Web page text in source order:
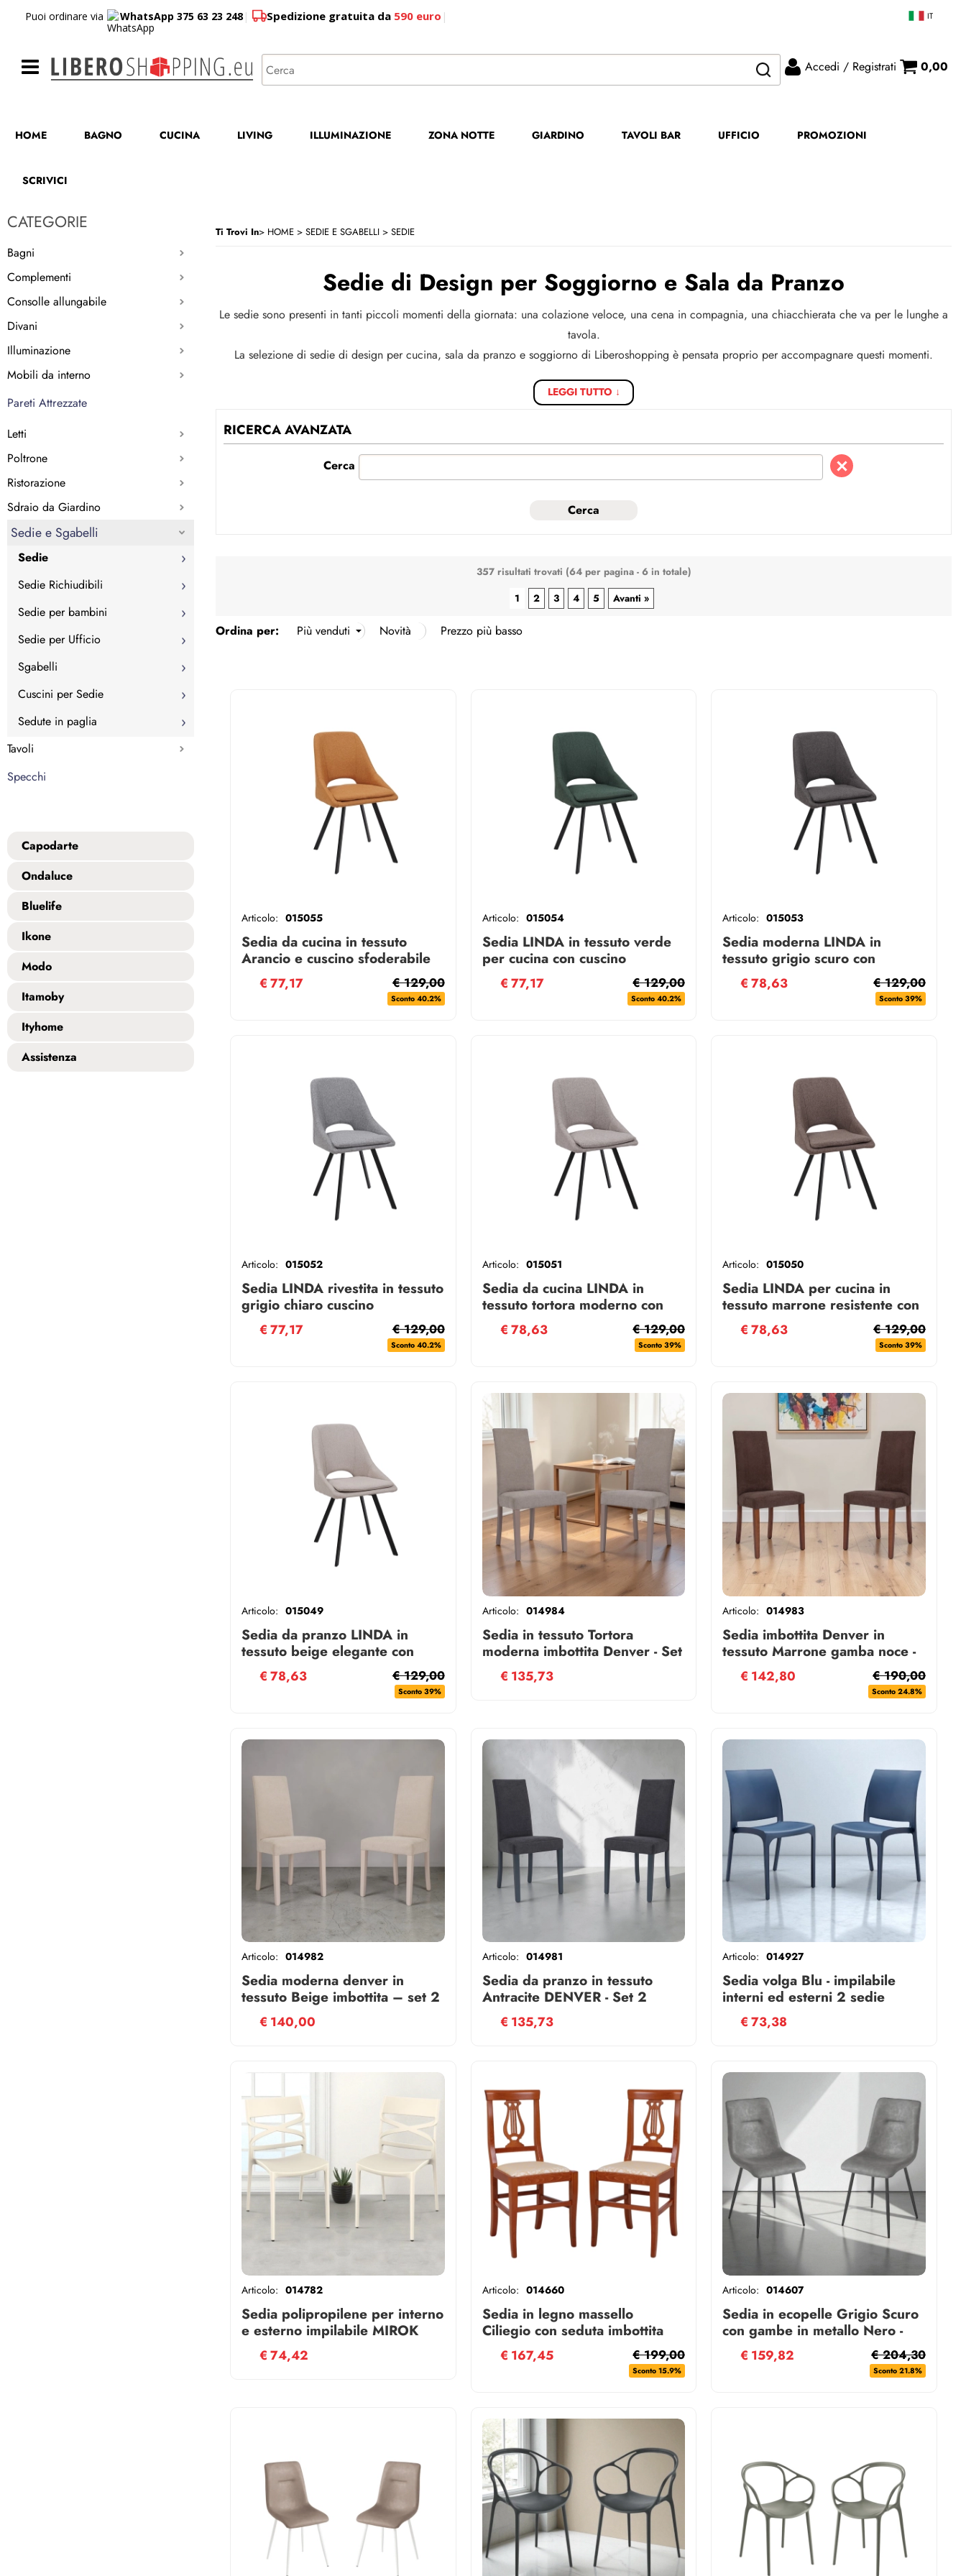
Puoi ordinare via WhatsApp 375 63 23 248 | Spedizione gratuita da 590 euro | IT
Accedi / Registrati
il nome utente e la password e
Ricorda
nostro sito clicca sul pulsante
0,00
HOME BAGNO CUCINA LIVING ILLUMINAZIONE ZONA NOTTE GIARDINO TAVOLI BAR UFFICIO PROMOZIONI
SCRIVICI
CATEGORIE
Bagni
Complementi
Consolle allungabile
Divani
Illuminazione
Mobili da interno
Pareti Attrezzate
Letti
Poltrone
Ristorazione
Sdraio da Giardino
Sedie e Sgabelli
Sedie
Sedie Richiudibili
Sedie per bambini
Sedie per Ufficio
Sgabelli
Cuscini per Sedie
Sedute in paglia
Tavoli
Specchi
Capodarte
Ondaluce
Bluelife
Ikone
Modo
Itamoby
Ityhome
Assistenza
Ti Trovi In HOME SEDIE E SGABELLI SEDIE
Sedie di Design per Soggiorno e Sala da Pranzo
Le sedie sono presenti in tanti piccoli momenti della giornata: una colazione veloce, una cena in compagnia, una chiacchierata che va per le lunghe a
tavola.
La selezione di sedie di design per cucina, sala da pranzo e soggiorno di Liberoshopping è pensata proprio per accompagnare questi momenti.
LEGGI TUTTO ↓
RICERCA AVANZATA
Cerca
357 risultati trovati (64 per pagina - 6 in totale)
1
2 3 4 5 Avanti »
Ordina per:
Sedia da cucina in tessuto
Arancio e cuscino sfoderabile
LINDA
Articolo: 015055
€ 129,00
Sconto 40.2%
€77,17
Sedia LINDA in tessuto verde
per cucina con cuscino
sfoderabile
Articolo: 015054
€ 129,00
Sconto 40.2%
€77,17
Sedia moderna LINDA in
tessuto grigio scuro con
cuscino sfoderabile
Articolo: 015053
€ 129,00
Sconto 39%
€ 78,63
Sedia LINDA rivestita in tessuto
grigio chiaro cuscino
sfoderabile
Articolo: 015052
€ 129,00
Sconto 40.2%
€77,17
Sedia da cucina LINDA in
tessuto tortora moderno con
cuscino sfoderabile
Articolo: 015051
€ 129,00
Sconto 39%
€78,63
Sedia LINDA per cucina in
tessuto marrone resistente con
cuscino removibile
Articolo: 015050
€ 129,00
Sconto 39%
€ 78,63
Sedia da pranzo LINDA in
tessuto beige elegante con
cuscino removibile
Articolo: 015049
€ 129,00
Sconto 39%
€78,63
Sedia in tessuto Tortora
moderna imbottita Denver - Set
Articolo: 014984
€ 135,73
Sedia imbottita Denver in
tessuto Marrone gamba noce -
Set 2
Articolo: 014983
€ 190,00
Sconto 24.8%
€ 142,80
Sedia moderna denver in
tessuto Beige imbottita – set 2
Articolo: 014982
€ 140,00
Sedia da pranzo in tessuto
Antracite DENVER - Set 2
Articolo: 014981
€ 135,73
Sedia volga Blu - impilabile
interni ed esterni 2 sedie
Articolo: 014927
€ 73,38
Sedia polipropilene per interno
e esterno impilabile MIROK
Crema set 2 pezzi
Articolo: 014782
€74,42
Sedia in legno massello
Ciliegio con seduta imbottita
LIRA SET 2 pezzi
Articolo: 014660
€ 199,00
Sconto 15.9%
€ 167,45
Sedia in ecopelle Grigio Scuro
con gambe in metallo Nero -
LILY 2 sedie
Articolo: 014607
€ 204,30
Sconto 21.8%
€ 159,82